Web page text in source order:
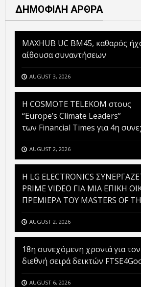
ΔΗΜΟΦΙΛΗ ΑΡΘΡΑ
MAXHUB UC BM45, καθαρός
αίθουσα συναντήσεων
AUGUST 3, 2026
Η COSMOTE TELEKOM στους
“Europe’s Climate Leaders”
των Financial Times για 4η
AUGUST 2, 2026
H LG ELECTRONICS
PRIME VIDEO ΓΙΑ ΜΙΑ ΕΠΙΚΗ
ΠΡΕΜΙΕΡΑ ΤΟΥ MASTERS OF
AUGUST 2, 2026
18η συνεχόμενη χρονιά για
διεθνή σειρά δεικτών
AUGUST 6, 2026